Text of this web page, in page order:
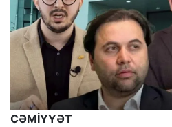
CƏMİYYƏT